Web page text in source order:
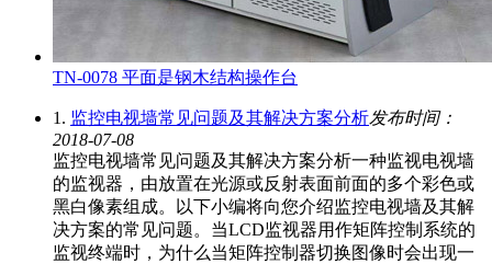
TN-0078 平面是钢木结构操作台
1. 监控电视墙常见问题及其解决方案分析发布时间：
2018-07-08
监控电视墙常见问题及其解决方案分析一种监视电视墙
的监视器，由放置在光源或反射表面前面的多个彩色或
黑白像素组成。以下小编将向您介绍监控电视墙及其解
决方案的常见问题。当LCD监视器用作矩阵控制系统的
监视终端时，为什么当矩阵控制器切换图像时会出现一